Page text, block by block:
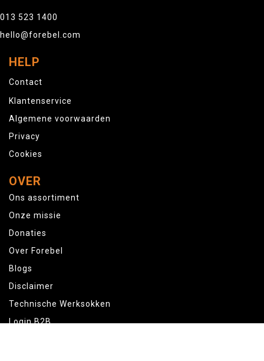
013 523 1400
hello@forebel.com
HELP
Contact
Klantenservice
Algemene voorwaarden
Privacy
Cookies
OVER
Ons assortiment
Onze missie
Donaties
Over Forebel
Blogs
Disclaimer
Technische Werksokken
Login B2B